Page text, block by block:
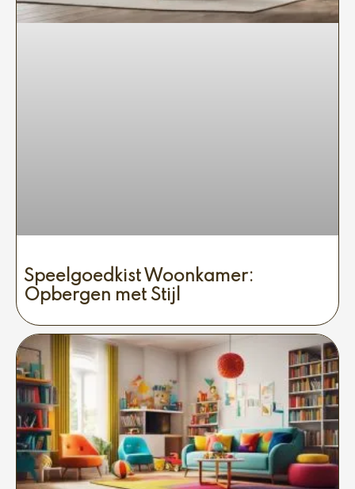
Speelgoedkist Woonkamer:
Opbergen met Stijl